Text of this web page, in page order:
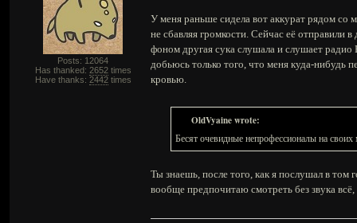
Posts: 12064
Has thanked: 2652times
Have thanks: 2442times
У меня раньше сидела вот аккурат рядом со
не сбавляя громкости. Сейчас её отправили
фоном другая сука слушала и слушает радио
добьюсь только того, что меня куда-нибудь
кровью.
OldVyaine wrote:
Бесят очевидные непрофессионалы на
Ты знаешь, после того, как я послушал в том
вообще предпочитаю смотреть без звука